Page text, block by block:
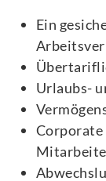
Ein
Urlaubs-